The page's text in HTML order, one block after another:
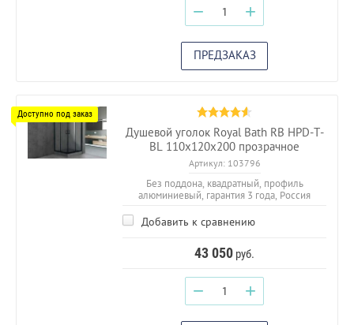
− +
ПРЕДЗАКАЗ
Душевой уголок Royal Bath RB HPD-T-
BL 110х120х200 прозрачное
Артикул:103796
Без поддона, квадратный, профиль
алюминиевый, гарантия 3 года, Россия
Добавить к сравнению
43 050 руб.
− +